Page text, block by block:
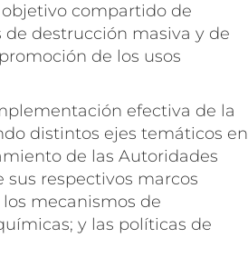
compartido de
destrucción masiva y de
de los usos
efectiva de la
distintos ejes temáticos en
de las Autoridades
sus respectivos marcos
mecanismos de
y las políticas de